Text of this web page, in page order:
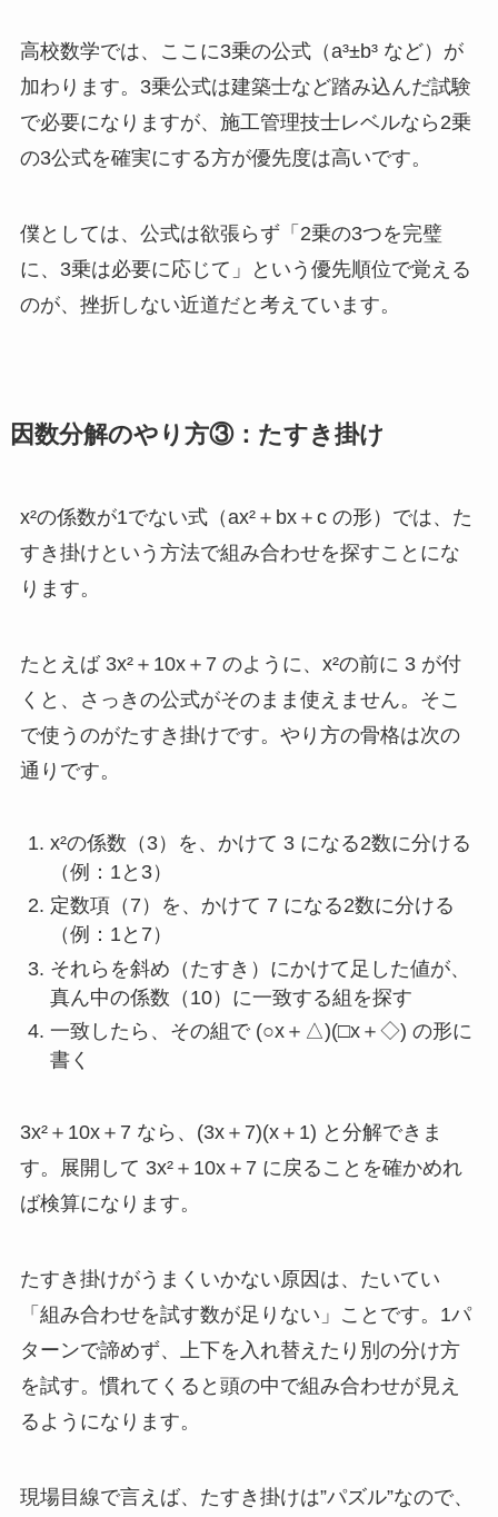
高校数学では、ここに3乗の公式（a³±b³ など）が
加わります。3乗公式は建築士など踏み込んだ試験
で必要になりますが、施工管理技士レベルなら2乗
の3公式を確実にする方が優先度は高いです。
僕としては、公式は欲張らず「2乗の3つを完璧
に、3乗は必要に応じて」という優先順位で覚える
のが、挫折しない近道だと考えています。
因数分解のやり方③：たすき掛け
x²の係数が1でない式（ax²＋bx＋c の形）では、た
すき掛けという方法で組み合わせを探すことにな
ります。
たとえば 3x²＋10x＋7 のように、x²の前に 3 が付
くと、さっきの公式がそのまま使えません。そこ
で使うのがたすき掛けです。やり方の骨格は次の
通りです。
x²の係数（3）を、かけて 3 になる2数に分ける
（例：1と3）
定数項（7）を、かけて 7 になる2数に分ける
（例：1と7）
それらを斜め（たすき）にかけて足した値が、
真ん中の係数（10）に一致する組を探す
一致したら、その組で (○x＋△)(□x＋◇) の形に
書く
3x²＋10x＋7 なら、(3x＋7)(x＋1) と分解できま
す。展開して 3x²＋10x＋7 に戻ることを確かめれ
ば検算になります。
たすき掛けがうまくいかない原因は、たいてい
「組み合わせを試す数が足りない」ことです。1パ
ターンで諦めず、上下を入れ替えたり別の分け方
を試す。慣れてくると頭の中で組み合わせが見え
るようになります。
現場目線で言えば、たすき掛けは”パズル”なので、